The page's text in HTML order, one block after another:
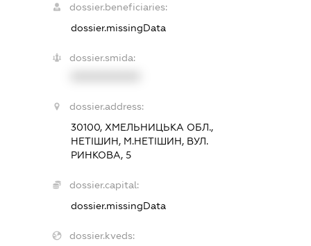
dossier.beneficiaries:
dossier.missingData
dossier.smida:
dossier.address:
30100, ХМЕЛЬНИЦЬКА ОБЛ.,
НЕТІШИН, М.НЕТІШИН, ВУЛ.
РИНКОВА, 5
dossier.capital:
dossier.missingData
dossier.kveds: